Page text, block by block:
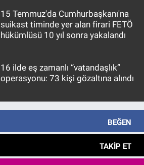
15 Temmuz'da Cumhurbaşkanı'na
suikast timinde yer alan firari FETÖ
hükümlüsü 10 yıl sonra yakalandı
16 ilde eş zamanlı “vatandaşlık”
operasyonu: 73 kişi gözaltına alındı
BEĞEN
TAKIP ET